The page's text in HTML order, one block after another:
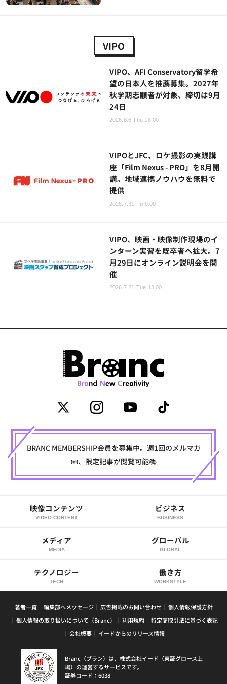
VIPO
VIPO、AFI Conservatory留学希
望の日本人を推薦募集。2027年
秋学期志願者が対象、締切は9月
24日
2026.8.6 Thu 18:00
VIPOとJFC、ロケ撮影の実践講
座「Film Nexus - PRO」を8月開
講。地域連携ノウハウを無料で
提供
2026.7.31 Fri 9:00
VIPO、映画・映像制作現場のイ
ンターン実習を既卒者へ拡大。7
月29日にオンライン説明会を開
催
2026.7.21 Tue 13:00
BRANC MEMBERSHIP会員を募集中。週1回のメルマガ
📧、限定記事が閲覧可能📚
映像コンテンツ
VIDEO CONTENT
ビジネス
BUSINESS
メディア
MEDIA
グローバル
GLOBAL
テクノロジー
TECH
働き方
WORKSTYLE
著者一覧 編集部へメッセージ 広告掲載のお問い合わせ
個人情報保護方針
個人情報の取り扱いについて（Branc）
利用規約
特定商取引法に基づく表記
会社概要
イードからのリリース情報
Branc（ブラン）は、株式会社イード（東証グロース上
場）の運営するサービスです。
証券コード：6038